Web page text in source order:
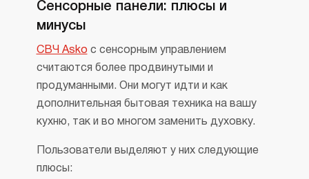
Сенсорные панели: плюсы и
минусы
СВЧ Asko с сенсорным управлением
считаются более продвинутыми и
продуманными. Они могут идти и как
дополнительная бытовая техника на вашу
кухню, так и во многом заменить духовку.
Пользователи выделяют у них следующие
плюсы: